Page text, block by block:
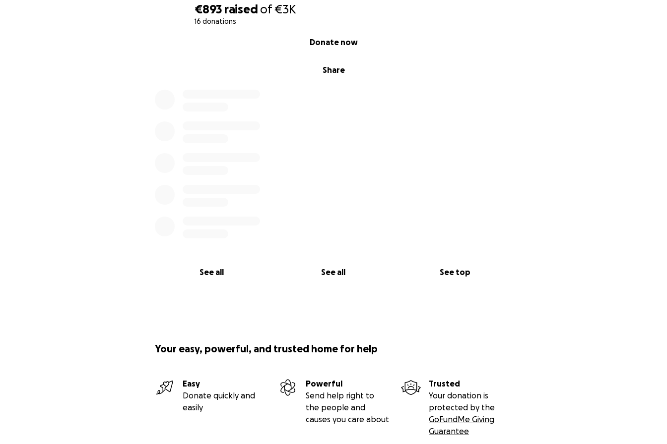
€893 raised of€3K
16 donations
Share
Donate now
See all See all See top
Ingrid Madre Selva
Your easy, powerful, and trusted home for help
Easy
Donate quickly and
easily
Powerful
Send help right to
the people and
causes you care about
Trusted
Your donation is
protected by the
GoFundMe Giving
Guarantee